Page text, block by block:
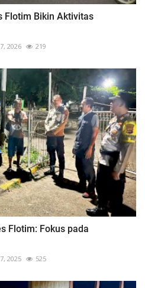
Flotim Bikin Aktivitas
2026 219
Flotim: Fokus pada
2025 525